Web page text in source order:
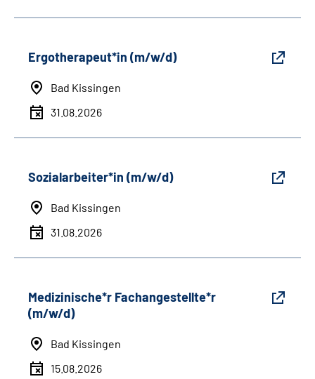
Ergotherapeut*in (m/w/d)
Bad Kissingen
31.08.2026
Sozialarbeiter*in (m/w/d)
Bad Kissingen
31.08.2026
Medizinische*r Fachangestellte*r
(m/w/d)
Bad Kissingen
15.08.2026